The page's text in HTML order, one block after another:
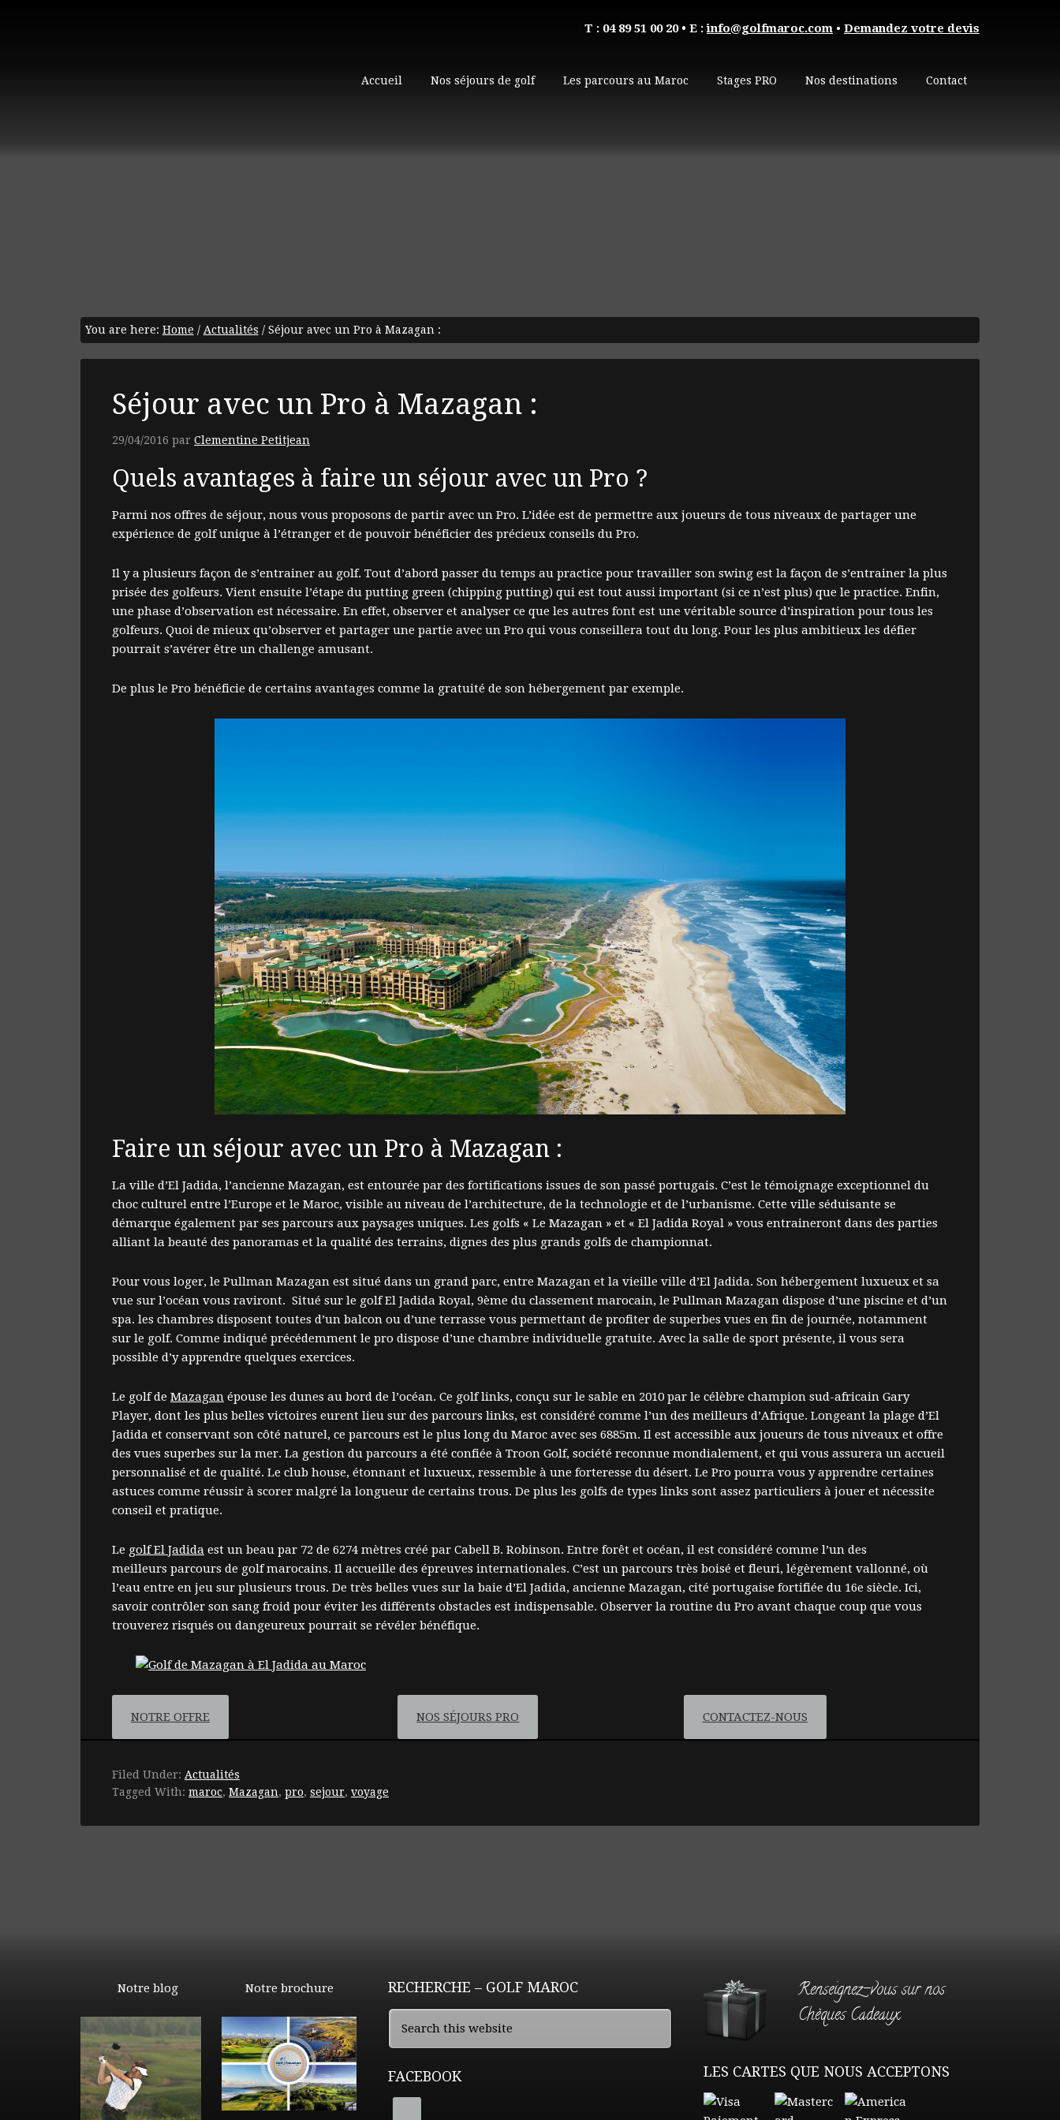
T : 04 89 51 00 20• E :info@golfmaroc.com • Demandez votre devis
Accueil Nos séjours de golf Les parcours au Maroc Stages PRO Nos destinations Contact
You are here: Home / Actualités /Séjour avec un Pro à Mazagan :
Séjour avec un Pro à Mazagan :
29/04/2016 par Clementine Petitjean
Quels avantages à faire un séjour avec un Pro ?
Parmi nos offres de séjour, nous vous proposons de partir avec un Pro. L’idée est de permettre aux joueurs de tous niveaux de partager une
expérience de golf unique à l’étranger et de pouvoir bénéficier des précieux conseils du Pro.
Il y a plusieurs façon de s’entrainer au golf. Tout d’abord passer du temps au practice pour travailler son swing est la façon de s’entrainer la plus
prisée des golfeurs. Vient ensuite l’étape du putting green (chipping putting) qui est tout aussi important (si ce n’est plus) que le practice. Enfin,
une phase d’observation est nécessaire. En effet, observer et analyser ce que les autres font est une véritable source d’inspiration pour tous les
golfeurs. Quoi de mieux qu’observer et partager une partie avec un Pro qui vous conseillera tout du long. Pour les plus ambitieux les défier
pourrait s’avérer être un challenge amusant.
De plus le Pro bénéficie de certains avantages comme la gratuité de son hébergement par exemple.
Faire un séjour avec un Pro à Mazagan :
La ville d’El Jadida, l’ancienne Mazagan, est entourée par des fortifications issues de son passé portugais. C’est le témoignage exceptionnel du
choc culturel entre l’Europe et le Maroc, visible au niveau de l’architecture, de la technologie et de l’urbanisme. Cette ville séduisante se
démarque également par ses parcours aux paysages uniques. Les golfs « Le Mazagan » et « El Jadida Royal » vous entraineront dans des parties
alliant la beauté des panoramas et la qualité des terrains, dignes des plus grands golfs de championnat.
Pour vous loger, le Pullman Mazagan est situé dans un grand parc, entre Mazagan et la vieille ville d’El Jadida. Son hébergement luxueux et sa
vue sur l’océan vous raviront. Situé sur le golf El Jadida Royal, 9ème du classement marocain, le Pullman Mazagan dispose d’une piscine et d’un
spa. les chambres disposent toutes d’un balcon ou d’une terrasse vous permettant de profiter de superbes vues en fin de journée, notamment
sur le golf. Comme indiqué précédemment le pro dispose d’une chambre individuelle gratuite. Avec la salle de sport présente, il vous sera
possible d’y apprendre quelques exercices.
Le golf de Mazagan épouse les dunes au bord de l’océan. Ce golf links, conçu sur le sable en 2010 par le célèbre champion sud-africain Gary
Player, dont les plus belles victoires eurent lieu sur des parcours links, est considéré comme l’un des meilleurs d’Afrique. Longeant la plage d’El
Jadida et conservant son côté naturel, ce parcours est le plus long du Maroc avec ses 6885m. Il est accessible aux joueurs de tous niveaux et offre
des vues superbes sur la mer. La gestion du parcours a été confiée à Troon Golf, société reconnue mondialement, et qui vous assurera un accueil
personnalisé et de qualité. Le club house, étonnant et luxueux, ressemble à une forteresse du désert. Le Pro pourra vous y apprendre certaines
astuces comme réussir à scorer malgré la longueur de certains trous. De plus les golfs de types links sont assez particuliers à jouer et nécessite
conseil et pratique.
Le golf El Jadida est un beau par 72 de 6274 mètres créé par Cabell B. Robinson. Entre forêt et océan, il est considéré comme l’un des
meilleurs parcours de golf marocains. Il accueille des épreuves internationales. C’est un parcours très boisé et fleuri, légèrement vallonné, où
l’eau entre en jeu sur plusieurs trous. De très belles vues sur la baie d’El Jadida, ancienne Mazagan, cité portugaise fortifiée du 16e siècle. Ici,
savoir contrôler son sang froid pour éviter les différents obstacles est indispensable. Observer la routine du Pro avant chaque coup que vous
trouverez risqués ou dangeureux pourrait se révéler bénéfique.
NOTRE OFFRE NOS SÉJOURS PRO CONTACTEZ-NOUS
Filed Under: Actualités
Tagged With: maroc, Mazagan, pro, sejour, voyage
Notre blog Notre brochure RECHERCHE – GOLF MAROC
FACEBOOK
Renseignez-vous sur nos
Chèques Cadeaux
LES CARTES QUE NOUS ACCEPTONS